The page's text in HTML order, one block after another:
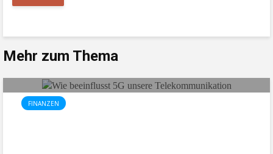
Mehr zum Thema
FINANZEN